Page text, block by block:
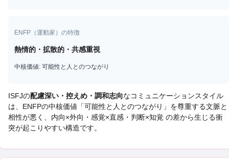
ENFP （運動家 ）の特徴
熱情的・拡散的・共感重視
中核価値: 可能性と人とのつながり
ISFJの配慮深い・控えめ・調和志向なコミュニケーションスタイル
は、 ENFPの中核価値「可能性と人とのつながり 」を尊重する文脈と
相性が悪く、 内向×外向・感覚×直感・判断×知覚 の差から生じる衝
突が起こりやすい構造です。